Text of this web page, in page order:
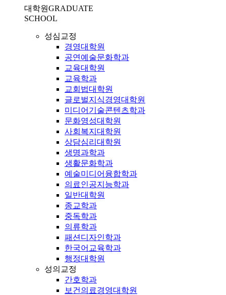
대학원GRADUATE
SCHOOL
성심교정
경영대학원
공연예술문화학과
교육대학원
교육학과
교회법대학원
글로벌지식경영대학원
미디어기술콘텐츠학과
문화영성대학원
사회복지대학원
상담심리대학원
생명과학과
생활문화학과
예술미디어융합학과
의료인공지능학과
일반대학원
종교학과
중독학과
의류학과
패션디자인학과
한국어교육학과
행정대학원
성의교정
간호학과
보건의료경영대학원